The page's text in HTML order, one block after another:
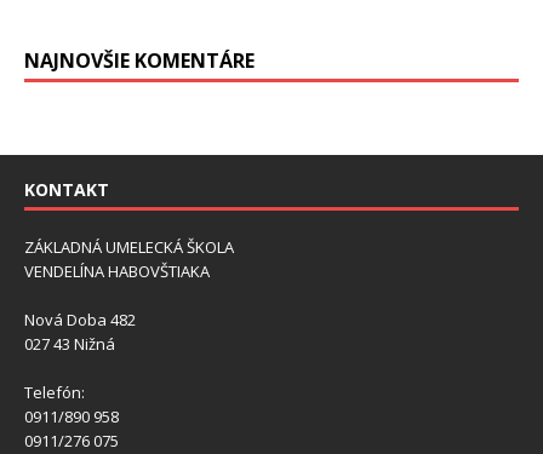
NAJNOVŠIE KOMENTÁRE
KONTAKT
ZÁKLADNÁ UMELECKÁ ŠKOLA
VENDELÍNA HABOVŠTIAKA
Nová Doba 482
027 43 Nižná
Telefón:
0911/890 958
0911/276 075